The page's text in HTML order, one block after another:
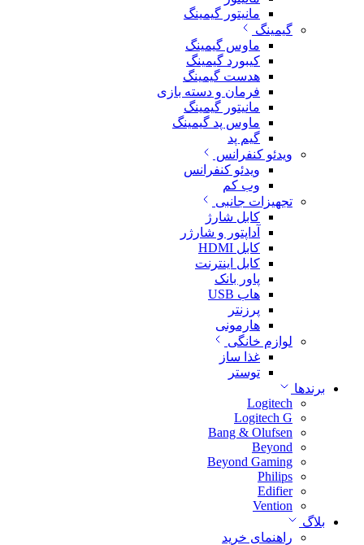
مانیتور گیمینگ
گیمینگ
ماوس گیمینگ
کیبورد گیمینگ
هدست گیمینگ
فرمان و دسته بازی
مانیتور گیمینگ
ماوس پد گیمینگ
گیم پد
ویدئو کنفرانس
ویدئو کنفرانس
وب کم
تجهیزات جانبی
کابل شارژ
آداپتور و شارژر
کابل HDMI
کابل اینترنت
پاور بانک
هاب USB
پرزنتر
هارمونی
لوازم خانگی
غذا ساز
توستر
برندها
Logitech
Logitech G
Bang & Olufsen
Beyond
Beyond Gaming
Philips
Edifier
Vention
بلاگ
راهنمای خرید